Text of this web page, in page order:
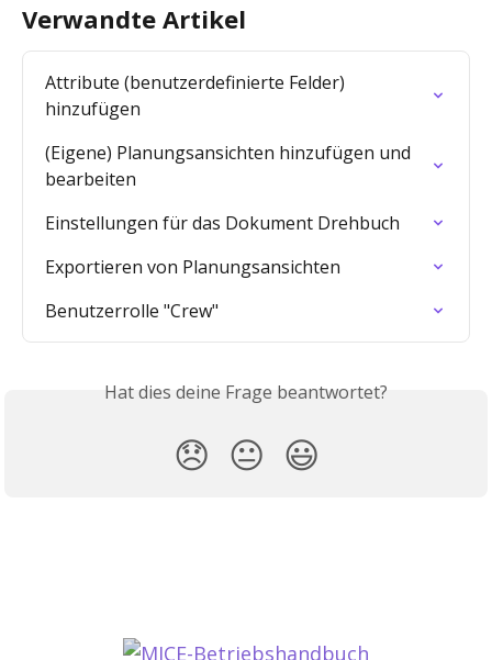
Verwandte Artikel
Attribute (benutzerdefinierte Felder)
hinzufügen
(Eigene) Planungsansichten hinzufügen und
bearbeiten
Einstellungen für das Dokument Drehbuch
Exportieren von Planungsansichten
Benutzerrolle "Crew"
Hat dies deine Frage beantwortet?
😞 😐 😃